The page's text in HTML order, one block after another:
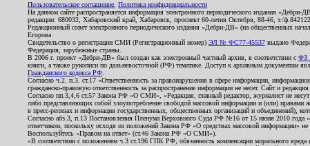
Пользовательское соглашение Политика конфиденциальности
На данном сайте распространяется информация электронного периодического издания
редакции: 680032, Хабаровский край, Хабаровск, проспект 60-летия Октября, 88-46, т./
Редакционный совет электронного периодического издания «Дебри-ДВ» (на
Егорова
Свидетельство о регистрации СМИ (Регистрационный номер) ЭЛ № ФС77-45537 выдано
Федерация, зарубежные страны.
В 2006 г. проект «Дебри-ДВ» был создан как электронный частный архив, в соответствии с ФЗ
книги, а также рукописи по дальневосточной (РФ) тематике. Доступ к архивным документам
Гражданского кодекса РФ
Согласно ч.2. п.3. ст.17 «Ответственность за правонарушения в сфере информации,
гражданско-правовую ответственность за распространение информации не несет. Сайт и
Согласно пп.3,4,6 ст.57 Закона РФ «О СМИ», «Редакция, главный редактор, журналист не несут
либо представляющих собой злоупотребление свободой массовой информации и (или)
в пресс-релизах и информация государственных, общественных организаций и объединений),
Согласно абз.3, п.13 Постановления Пленума Верховного Суда РФ №16 от 15 июня 2010 года
ответчиком, поскольку исходя из положений Закона РФ «О средствах массовой информации»
Воспользуйтесь «Правом на ответ» (ст.46 Закона РФ «О СМИ»).
«В соответствии с положением ч.3 ст.196 ГПК РФ, обязанность компенсации морального